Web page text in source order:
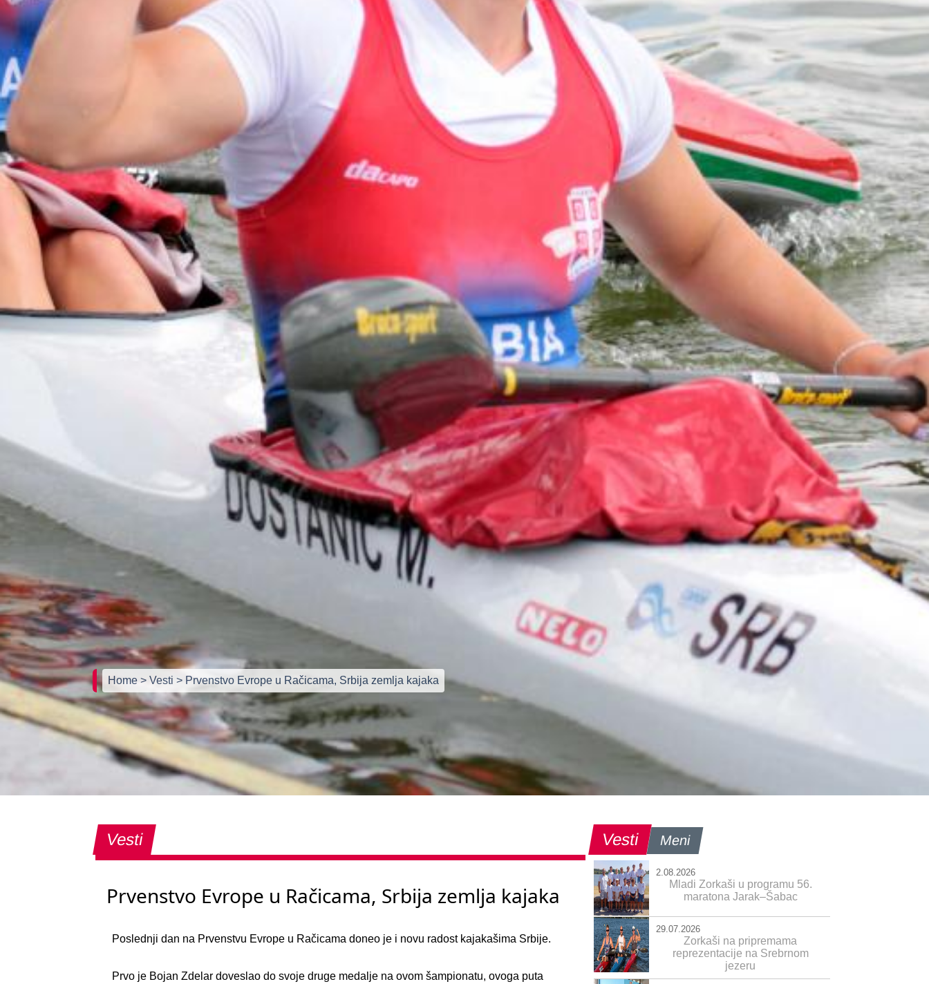
Home> Vesti> Prvenstvo Evrope u Račicama, Srbija zemlja kajaka
Vesti
Prvenstvo Evrope u Račicama, Srbija zemlja kajaka
Poslednji dan na Prvenstvu Evrope u Račicama doneo je i novu radost kajakašima Srbije.
Prvo je Bojan Zdelar doveslao do svoje druge medalje na ovom šampionatu, ovoga puta
Vesti Meni
2.08.2026
Mladi Zorkaši u programu 56.
maratona Jarak–Šabac
29.07.2026
Zorkaši na pripremama
reprezentacije na Srebrnom
jezeru